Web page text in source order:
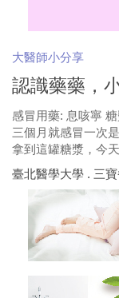
大醫師小分享
認識藥藥，
感冒用藥: 息咳寧
三個月就感冒一次
拿到這罐糖漿，今
臺北醫學大學 . 三